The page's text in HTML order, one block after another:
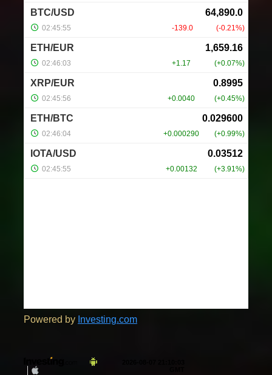
Powered by Investing.com